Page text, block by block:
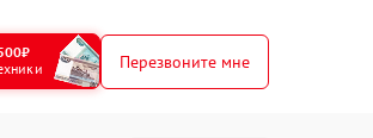
Перезвоните мне